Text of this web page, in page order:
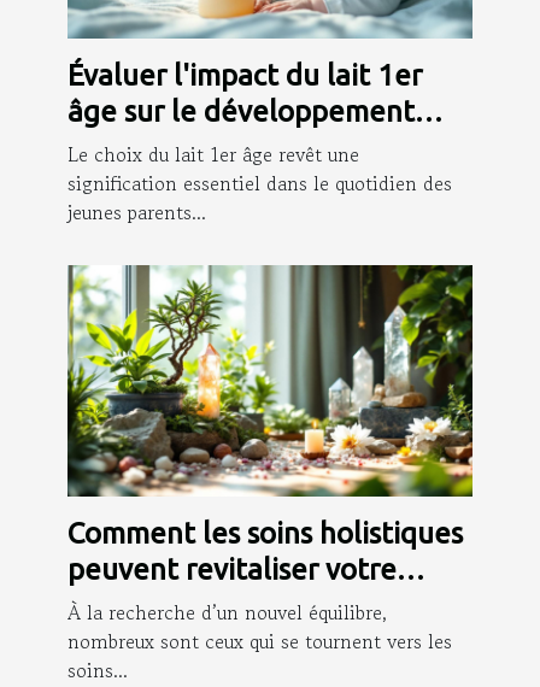
Évaluer l'impact du lait 1er
âge sur le développement
initial des nourrissons
Le choix du lait 1er âge revêt une
signification essentiel dans le quotidien des
jeunes parents...
Comment les soins holistiques
peuvent revitaliser votre
quotidien ?
À la recherche d’un nouvel équilibre,
nombreux sont ceux qui se tournent vers les
soins...